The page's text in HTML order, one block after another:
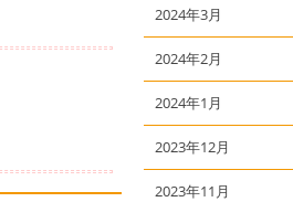
2024年3月
2024年2月
2024年1月
2023年12月
2023年11月